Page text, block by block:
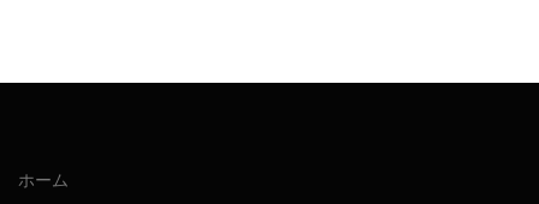
ホーム